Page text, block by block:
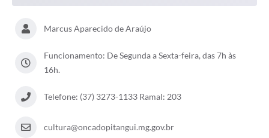
Marcus Aparecido de Araújo
Funcionamento: De Segunda a Sexta-feira, das 7h às
16h.
Telefone: (37) 3273-1133 Ramal: 203
cultura@oncadopitangui.mg.gov.br